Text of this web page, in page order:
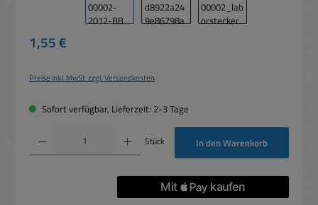
Regulärer Preis:
1,55 €
Preise inkl. MwSt. zzgl. Versandkosten
Sofort verfügbar, Lieferzeit: 2-3 Tage
Produkt Anzahl: Gib den gewünschten Wert ein oder benutze die Schaltflächen um
Stück In den Warenkorb